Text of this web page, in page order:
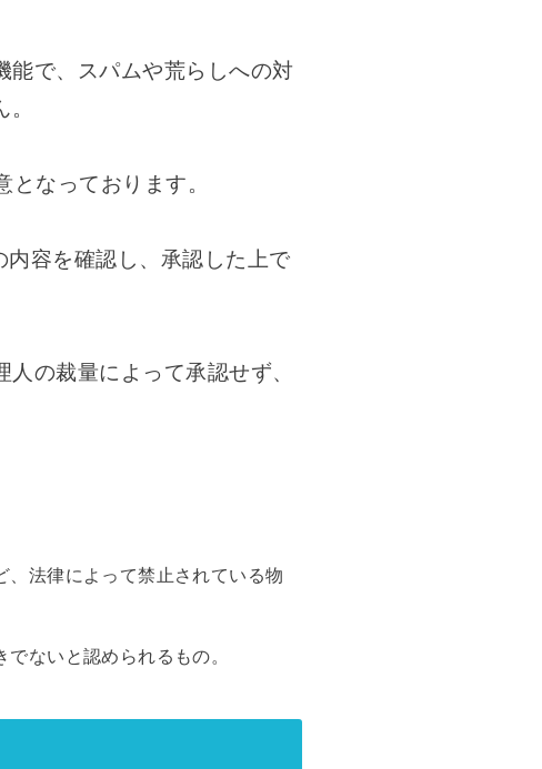
能で、スパムや荒らしへの対
なっております。
容を確認し、承認した上で
の裁量によって承認せず、
法律によって禁止されている物
ないと認められるもの。